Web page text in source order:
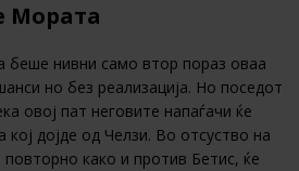
Мората
беше нивни само втор пораз оваа
но без реализација. Но поседот
овој пат неговите напаѓачи ќе
дојде од Челзи. Во отсуство на
како и против Бетис, ќе